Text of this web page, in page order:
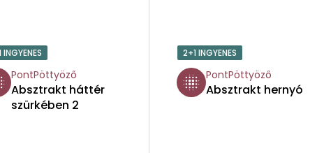
INGYENES
PontPöttyöző
Absztrakt háttér
szürkében 2
2+1 INGYENES
PontPöttyöző
Absztrakt hernyó